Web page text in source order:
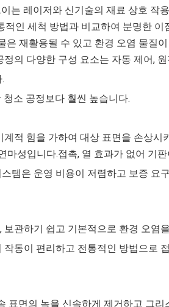
는 레이저와 신기술의 재료 상호 작
인 세척 방법과 비교하여 분명한
재활용될 수 있고 환경 오염 물질
의 다양한 구성 요소는 자동 제어,
소 공정보다 훨씬 높습니다.
적 힘을 가하여 대상 표면을 손상
성입니다.접촉, 열 효과가 없어 기
템은 운영 비용이 저렴하고 보증 요
관하기 쉽고 기본적으로 환경 오염
동이 편리하고 전통적인 방법으로
면의 녹을 신속하게 제거하고 그리